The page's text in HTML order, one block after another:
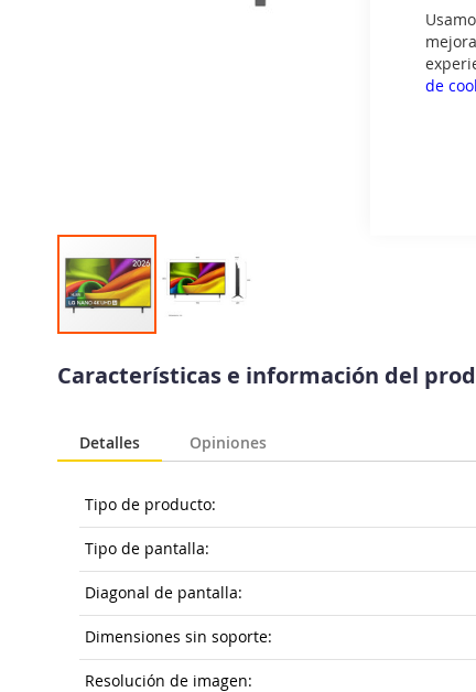
de
al
comienzo
galería
imágenes
Características e información del
Detalles
Tipo de producto:
Tipo de pantalla:
Diagonal de pantalla:
Dimensiones sin soporte:
Resolución de imagen:
Opiniones